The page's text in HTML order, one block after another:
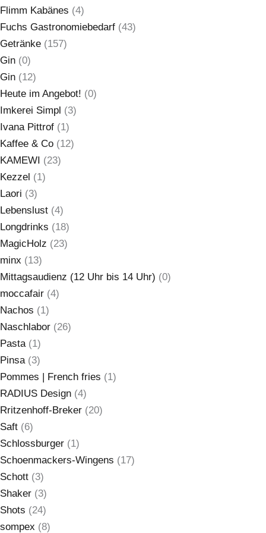
Flimm Kabänes (4)
Fuchs Gastronomiebedarf (43)
Getränke (157)
Gin (0)
Gin (12)
Heute im Angebot! (0)
Imkerei Simpl (3)
Ivana Pittrof (1)
Kaffee & Co (12)
KAMEWI (23)
Kezzel (1)
Laori (3)
Lebenslust (4)
Longdrinks (18)
MagicHolz (23)
minx (13)
Mittagsaudienz (12 Uhr bis 14 Uhr) (0)
moccafair (4)
Nachos (1)
Naschlabor (26)
Pasta (1)
Pinsa (3)
Pommes | French fries (1)
RADIUS Design (4)
Rritzenhoff-Breker (20)
Saft (6)
Schlossburger (1)
Schoenmackers-Wingens (17)
Schott (3)
Shaker (3)
Shots (24)
sompex (8)